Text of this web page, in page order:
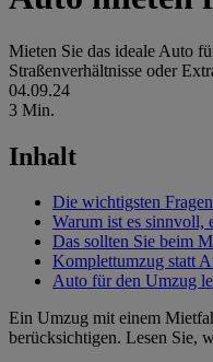
Mieten Sie das ideale Auto
Straßenverhältnisse oder
04.09.24
3 Min.
Inhalt
Die wichtigsten
Warum ist es sinnvoll,
Das sollten Sie beim
Komplettumzug statt
Auto für den Umzug
Ein Umzug mit einem
berücksichtigen. Lesen Sie,